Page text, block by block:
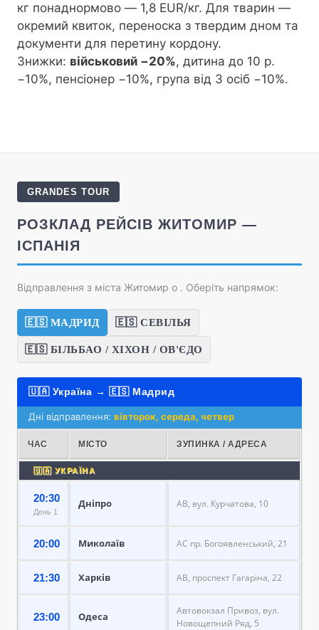
кг понаднормово — 1,8 EUR/кг. Для тварин —
окремий квиток, переноска з твердим дном та
документи для перетину кордону.
Знижки: військовий −20%, дитина до 10 р.
−10%, пенсіонер −10%, група від 3 осіб −10%.
GRANDES TOUR
РОЗКЛАД РЕЙСІВ ЖИТОМИР —
ІСПАНІЯ
Відправлення з міста Житомир о . Оберіть напрямок:
🇪🇸 МАДРИД 🇪🇸 СЕВІЛЬЯ
🇪🇸 БІЛЬБАО / ХІХОН / ОВ'ЄДО
🇺🇦 Україна → 🇪🇸 Мадрид
Дні відправлення: вівторок, середа, четвер
ЧАС МІСТО ЗУПИНКА / АДРЕСА
🇺🇦 УКРАЇНА
20:30
День 1
Дніпро АВ, вул. Курчатова, 10
20:00 Миколаїв АС пр. Богоявленський, 21
21:30 Харків АВ, проспект Гагаріна, 22
23:00 Одеса
Автовокзал Привоз, вул.
Новощепний Ряд, 5